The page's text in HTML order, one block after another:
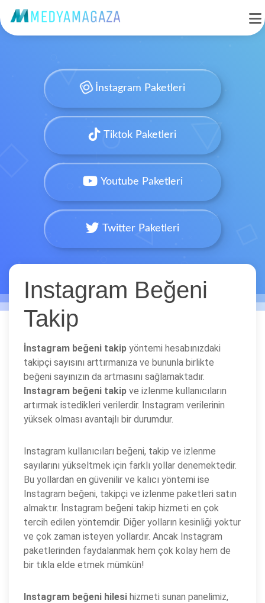
İnstagram Paketleri
Tiktok Paketleri
Youtube Paketleri
Twitter Paketleri
Instagram Beğeni
Takip
İnstagram beğeni takip yöntemi hesabınızdaki
takipçi sayısını arttırmanıza ve bununla birlikte
beğeni sayınızın da artmasını sağlamaktadır.
Instagram beğeni takip ve izlenme kullanıcıların
artırmak istedikleri verilerdir. Instagram verilerinin
yüksek olması avantajlı bir durumdur.
Instagram kullanıcıları beğeni, takip ve izlenme
sayılarını yükseltmek için farklı yollar denemektedir.
Bu yollardan en güvenilir ve kalıcı yöntemi ise
Instagram beğeni, takipçi ve izlenme paketleri satın
almaktır. İnstagram beğeni takip hizmeti en çok
tercih edilen yöntemdir. Diğer yolların kesinliği yoktur
ve çok zaman isteyen yollardır. Ancak Instagram
paketlerinden faydalanmak hem çok kolay hem de
bir tıkla elde etmek mümkün!
Instagram beğeni hilesi hizmeti sunan panelimiz,